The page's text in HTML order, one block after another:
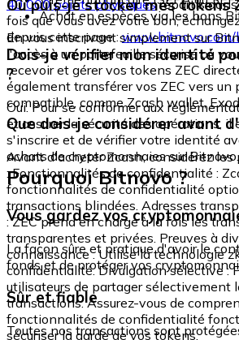
Achat en espèces via les bons
40 000 points physiquesrépartis dans
fois que vous avez votre bon,
depuis cette page :www.bitnovo.com/
Où puis-je stocker mes tokens
En vous inscrivant simplement sur
l'accès à un portefeuille sécurisé où
recevoir et gérer vos tokens ZEC
également transférer vos ZEC vers un
compatible, comme Zcash wallet,
Dois-je vérifier mon identité
?
Oui. Pour se conformer aux
et assurer la sécurité des opérations, il
s'inscrire et de vérifier votre identité
achats de cryptomonnaies sur Bitnovo.
Que dois-je considérer avant
Avant d'acheter Zcash, considérez
: Fonctionnalités de confidentialité :
fonctionnalités de confidentialité
transactions blindées. Adresses
: ZEC prend en charge à la fois les
transparentes et privées. Preuves à
connaissance : Utilise la technologie
confidentialité. Divulgation sélective :
utilisateurs de partager sélectivement
transactions. Assurez-vous de
fonctionnalités de confidentialité
sécuriser la garde de vos tokens.
Pourquoi Bitnovo ?
Vous gardez vos
La façon sûre et pratique d'avoir le
fonds et de protéger vos
Sûr et fiable
Toutes nos transactions sont